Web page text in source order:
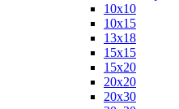
10х10
10х15
13х18
15х15
15х20
20х20
20х30